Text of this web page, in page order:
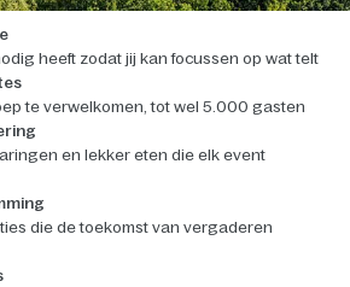
heeft zodat jij kan focussen op wat telt
te verwelkomen, tot wel 5.000 gasten
en lekker eten die elk event
die de toekomst van vergaderen